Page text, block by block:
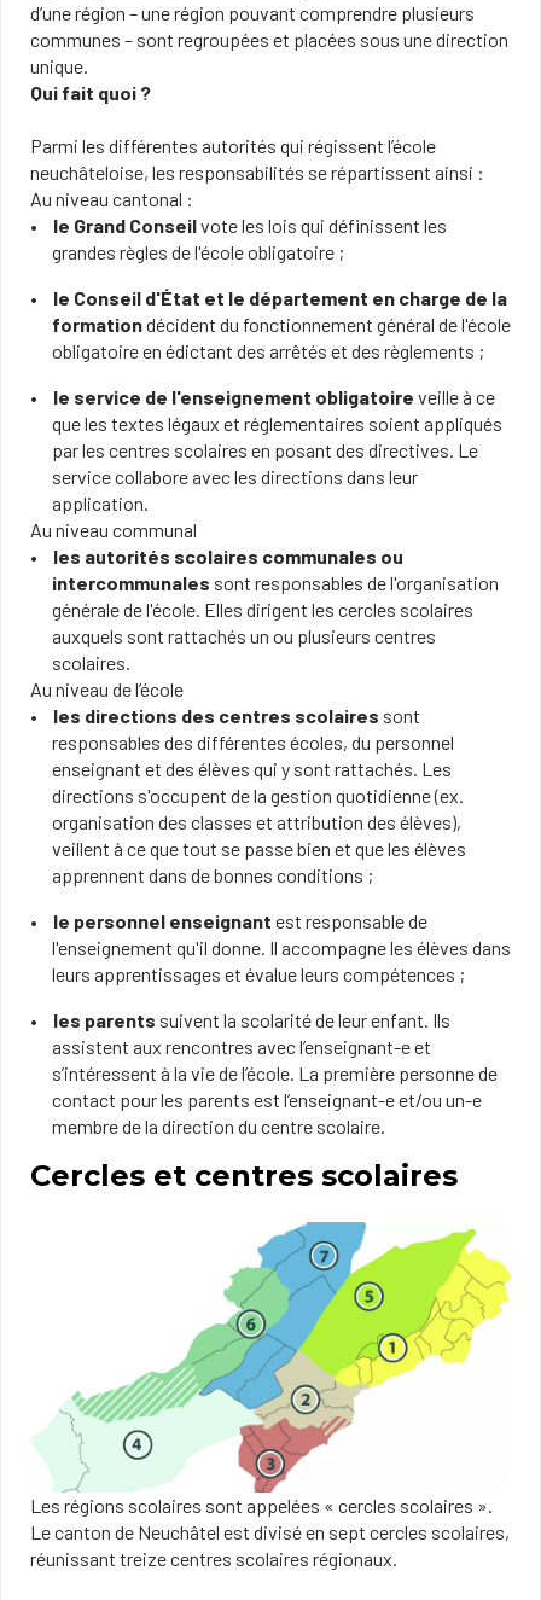
d’une région – une région pouvant comprendre plusieurs
communes – sont regroupées et placées sous une direction
unique.
Qui fait quoi ?
Parmi les différentes autorités qui régissent l’école
neuchâteloise, les responsabilités se répartissent ainsi :
Au niveau cantonal :
le Grand Conseilvote les lois qui définissent les
grandes règles de l'école obligatoire ;
le Conseil d'État et le département en charge de la
formationdécident du fonctionnement général de l'école
obligatoire en édictant des arrêtés et des règlements ;
le service de l'enseignement obligatoire veille à ce
que les textes légaux et réglementaires soient appliqués
par les centres scolaires en posant des directives. Le
service collabore avec les directions dans leur
application.
Au niveau communal
les autorités scolaires communales ou
intercommunales sont responsables de l'organisation
générale de l'école. Elles dirigent les cercles scolaires
auxquels sont rattachés un ou plusieurs centres
scolaires.
Au niveau de l’école
les directions des centres scolaires sont
responsables des différentes écoles, du personnel
enseignant et des élèves qui y sont rattachés. Les
directions s'occupent de la gestion quotidienne (ex.
organisation des classes et attribution des élèves),
veillent à ce que tout se passe bien et que les élèves
apprennent dans de bonnes conditions ;
le personnel enseignant est responsable de
l'enseignement qu'il donne. Il accompagne les élèves dans
leurs apprentissages et évalue leurs compétences ;
les parents suivent la scolarité de leur enfant. Ils
assistent aux rencontres avec l’enseignant-e et
s’intéressent à la vie de l’école. La première personne de
contact pour les parents est l’enseignant-e et/ou un-e
membre de la direction du centre scolaire.
Cercles et centres scolaires
Les régions scolaires sont appelées « cercles scolaires ».
Le canton de Neuchâtel est divisé en sept cercles scolaires,
réunissant treize centres scolaires régionaux.